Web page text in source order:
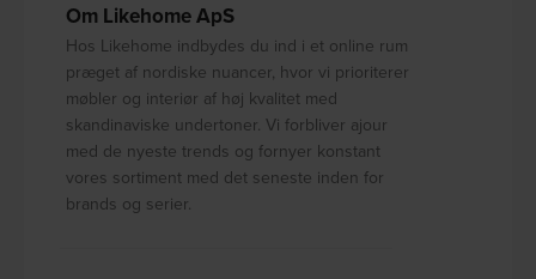
Om Likehome ApS
Hos Likehome indbydes du ind i et online rum
præget af nordiske nuancer, hvor vi prioriterer
møbler og interiør af høj kvalitet med
skandinaviske undertoner. Vi forbliver ajour
med de nyeste trends og fornyer konstant
vores sortiment med det seneste inden for
brands og serier.